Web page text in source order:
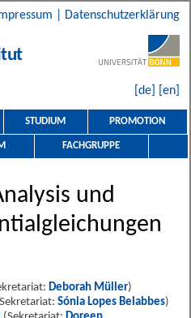
Datenschutzerklärung
[de] [en]
STUDIUM PROMOTION
FACHGRUPPE
und
Deborah Müller)
Sónia Lopes Belabbes)